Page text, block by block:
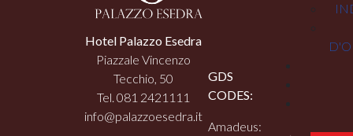
Hotel Palazzo Esedra
Piazzale Vincenzo
Tecchio, 50
Tel. 081 2421111
info@palazzoesedra.it
GDS
CODES:
Amadeus: